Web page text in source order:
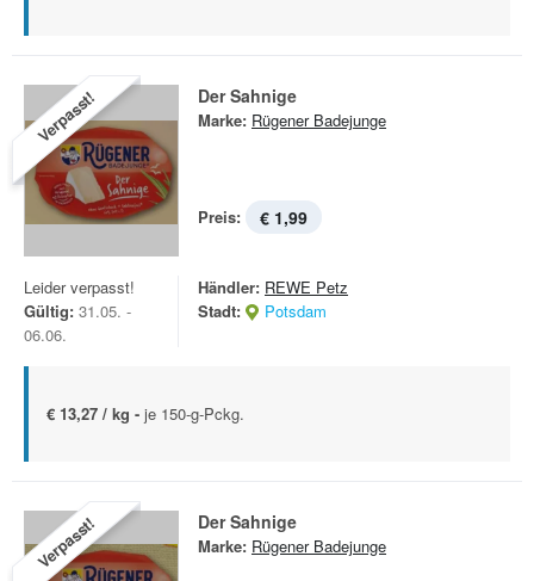
Verpasst! Der Sahnige
Marke: Rügener Badejunge
Preis: € 1,99
Leider verpasst!
Gültig: 31.05. -
06.06.
Händler: REWE Petz
Stadt:
Potsdam
€ 13,27 / kg - je 150-g-Pckg.
Verpasst! Der Sahnige
Marke: Rügener Badejunge